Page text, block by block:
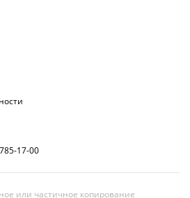
17-00
или частичное копирование